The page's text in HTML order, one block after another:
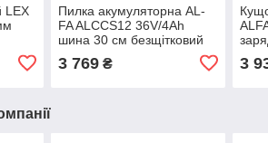
LEX
Пилка акумуляторна AL-
FA ALCCS12 36V/4Ah
шина 30 см безщітковий
3 769₴ 3